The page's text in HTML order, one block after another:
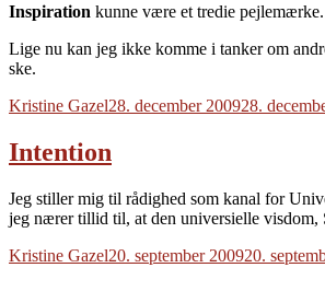
Inspiration kunne være et tredie
Lige nu kan jeg ikke komme i tanker om
ske.
Forfatter
Kristine GazelUdgivet
28. december 200928.
Intention
Jeg stiller mig til rådighed som kanal for
jeg nærer tillid til, at den universielle visdom,
Forfatter
Kristine GazelUdgivet
20. september 200920.